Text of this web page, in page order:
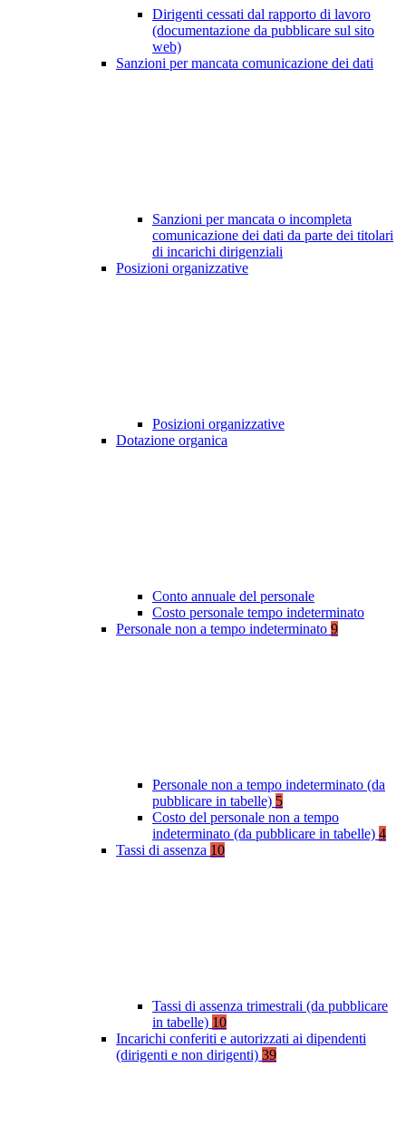
Dirigenti cessati dal rapporto di lavoro
(documentazione da pubblicare sul sito
web)
Sanzioni per mancata comunicazione dei dati
Sanzioni per mancata o incompleta
comunicazione dei dati da parte dei titolari
di incarichi dirigenziali
Posizioni organizzative
Posizioni organizzative
Dotazione organica
Conto annuale del personale
Costo personale tempo indeterminato
Personale non a tempo indeterminato 9
Personale non a tempo indeterminato (da
pubblicare in tabelle) 5
Costo del personale non a tempo
indeterminato (da pubblicare in tabelle) 4
Tassi di assenza 10
Tassi di assenza trimestrali (da pubblicare
in tabelle) 10
Incarichi conferiti e autorizzati ai dipendenti
(dirigenti e non dirigenti) 39